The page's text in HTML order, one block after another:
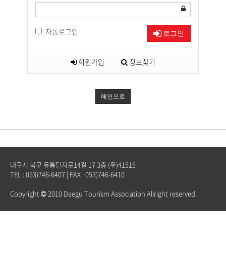
자동로그인 로그인
회원가입 정보찾기
메인으로
대구시 북구 유통단지로14길 17 3층 (우)41515
TEL : 053)746-6407 | FAX : 053)746-6410
Copyright
2010 Daegu Tourism Association Allright reserved.